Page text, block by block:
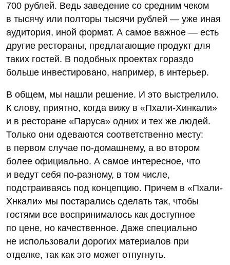
700 рублей. Ведь заведение со средним чеком
в тысячу или полторы тысячи рублей — уже иная
аудитория, иной формат. А самое важное — есть
другие рестораны, предлагающие продукт для
таких гостей. В подобных проектах гораздо
больше инвестировано, например, в интерьер.
В общем, мы нашли решение. И это выстрелило.
К слову, приятно, когда вижу в «Пхали-Хинкали»
и в ресторане «Паруса» одних и тех же людей.
Только они одеваются соответственно месту:
в первом случае по-домашнему, а во втором
более официально. А самое интересное, что
и ведут себя по-разному, в том числе,
подстраиваясь под концепцию. Причем в «Пхали-
Хнкали» мы постарались сделать так, чтобы
гостями все воспринималось как доступное
по цене, но качественное. Даже специально
не использовали дорогих материалов при
отделке, так как это может отпугнуть.